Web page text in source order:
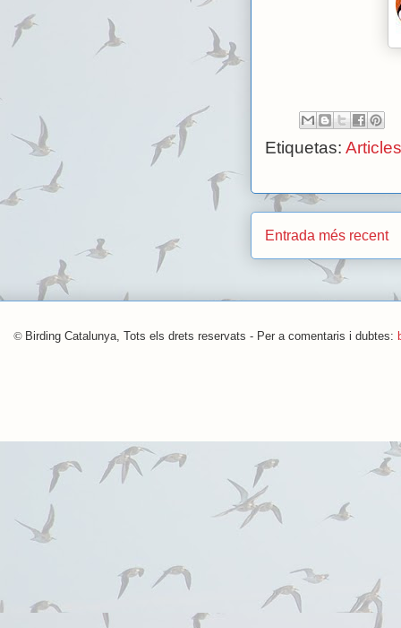
Etiquetas:
Entrada més recent
© Birding Catalunya, Tots els drets reservats - Per a comentaris i dubtes: